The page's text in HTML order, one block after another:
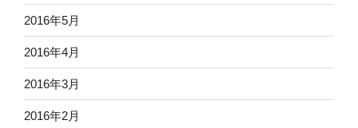
2016年5月
2016年4月
2016年3月
2016年2月